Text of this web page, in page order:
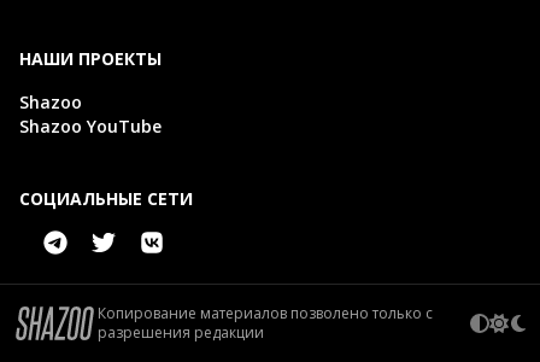
НАШИ ПРОЕКТЫ
Shazoo
Shazoo YouTube
СОЦИАЛЬНЫЕ СЕТИ
Копирование материалов позволено только с
разрешения редакции